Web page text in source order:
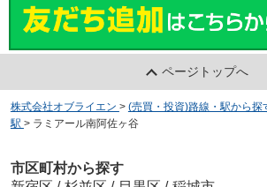
西京信用金庫阿佐谷支店
沖宗武蔵
ページトップへ
株式会社オブライエン > (売買・投資)路線・駅から探
駅 > ラミアール南阿佐ヶ谷
市区町村から探す